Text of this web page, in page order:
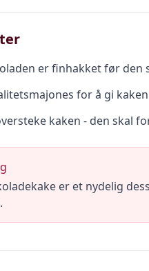
er finhakket før den
for å gi
kaken - den skal
er et nydelig